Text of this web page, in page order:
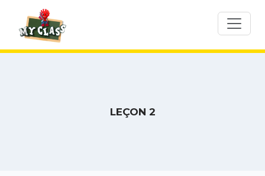
content
LEÇON 2